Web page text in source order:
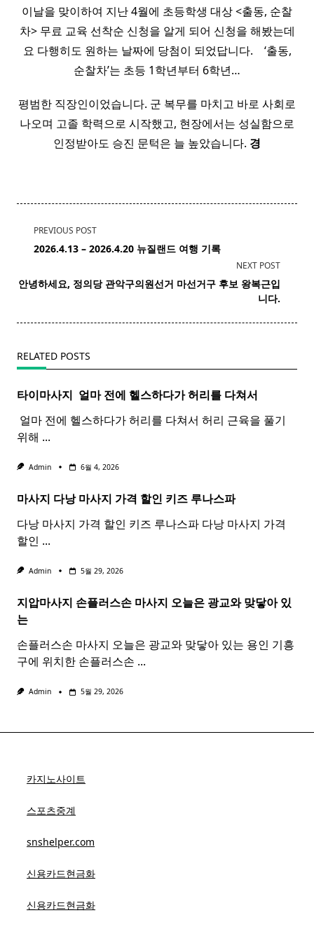
이날을 맞이하여 지난 4월에 초등학생 대상 <출동, 순찰
차> 무료 교육 선착순 신청을 알게 되어 신청을 해봤는데
요 다행히도 원하는 날짜에 당첨이 되었답니다. ​ ​ ​ ‘출동,
순찰차’는 초등 1학년부터 6학년…
평범한 직장인이었습니다. 군 복무를 마치고 바로 사회로
나오며 고졸 학력으로 시작했고, 현장에서는 성실함으로
인정받아도 승진 문턱은 늘 높았습니다. 경
<span
class="nav-
screen-
PREVIOUS POST
2026.4.13 – 2026.4.20 뉴질랜드 여행 기록
NEXT POST
안녕하세요, 정의당 관악구의원선거 마선거구 후보 왕복근입
니다.
RELATED POSTS
타이마사지 ​ 얼마 전에 헬스하다가 허리를 다쳐서
​ 얼마 전에 헬스하다가 허리를 다쳐서 허리 근육을 풀기
위해 ...
Admin 6월 4, 2026
마사지 다낭마사지 가격 할인 키즈 루나스파
다낭 마사지 가격 할인 키즈 루나스파 다낭 마사지 가격
할인 ...
Admin 5월 29, 2026
지압마사지 손플러스손 마사지 오늘은 광교와 맞닿아 있
는
손플러스손 마사지 오늘은 광교와 맞닿아 있는 용인 기흥
구에 위치한 손플러스손 ...
Admin 5월 29, 2026
카지노사이트
스포츠중계
snshelper.com
신용카드현금화
신용카드현금화